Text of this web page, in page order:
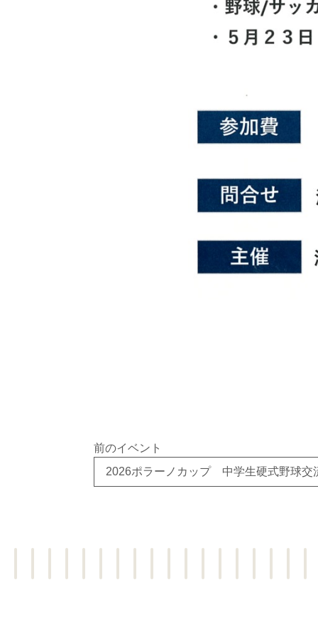
前のイベント
2026ポラーノカップ 中学生硬式野球交